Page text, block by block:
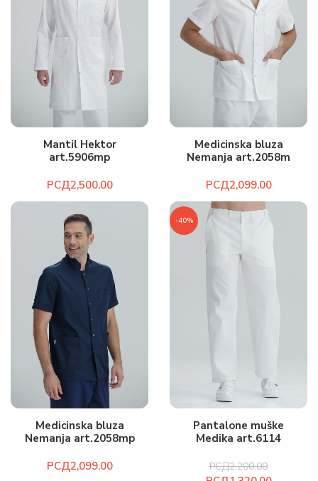
Mantil Hektor
art.5906mp
РСД
Medicinska bluza
Nemanja art.2058m
РСД
Medicinska bluza
Nemanja art.2058mp
РСД
-40%
Pantalone muške
Medika art.6114
РСД2,200.00